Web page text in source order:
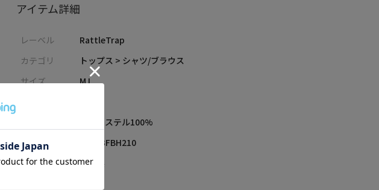
アイテム詳細
レーベル
RattleTrap
カテゴリ
トップス > シャツ/ブラウス
サイズ
M L
ポリエステル100%
品番
M0553FBH210
原産国
中国製